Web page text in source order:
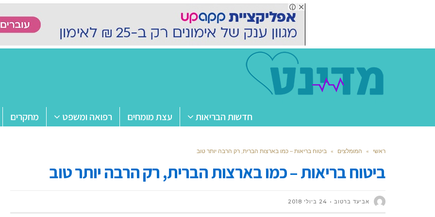
חדשות הבריאות עצת מומחים רפואה ומשפט מחקרים
ראשי » המומלצים » ביטוח בריאות – כמו בארצות הברית, רק הרבה יותר טוב
ביטוח בריאות – כמו בארצות הברית, רק הרבה יותר טוב
אביעד ברטוב 24 ביולי 2018